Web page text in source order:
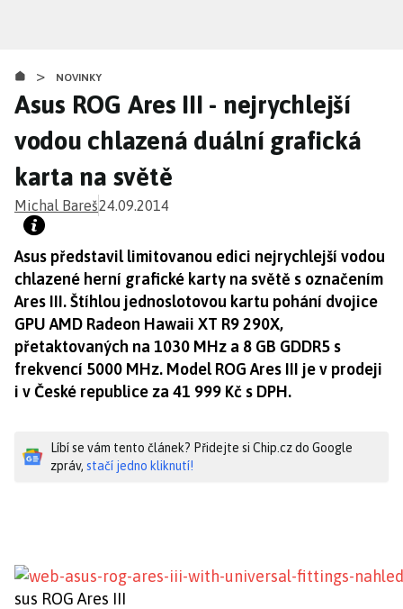
obsahu
> NOVINKY
Asus ROG Ares III - nejrychlejší
vodou chlazená duální grafická
karta na světě
Michal Bareš24.09.2014
Asus představil limitovanou edici nejrychlejší vodou
chlazené herní grafické karty na světě s označením
Ares III. Štíhlou jednoslotovou kartu pohání dvojice
GPU AMD Radeon Hawaii XT R9 290X,
přetaktovaných na 1030 MHz a 8 GB GDDR5 s
frekvencí 5000 MHz. Model ROG Ares III je v prodeji
i v České republice za 41 999 Kč s DPH.
Líbí se vám tento článek? Přidejte si Chip.cz do Google
zpráv, stačí jedno kliknutí!
sus ROG Ares III